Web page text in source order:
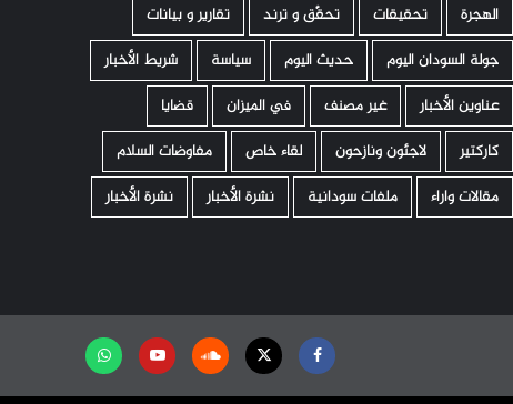
الهجرة
تحقيقات تحقّق و ترند
تقارير و بيانات
جولة السودان اليوم
حديث اليوم سياسة
شريط الأخبار
عناوين الأخبار
غير مصنف في الميزان
قضايا
كاركتير
لاجئون ونازحون لقاء خاص
مفاوضات السلام
مقالات واراء
ملفات سودانية نشرة الأخبار نشرة الأخبار
Facebook
Twitter
Soundcloud
Youtubeتابعنا
على